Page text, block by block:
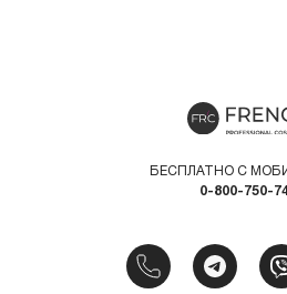
БЕСПЛАТНО С
0-800-750-